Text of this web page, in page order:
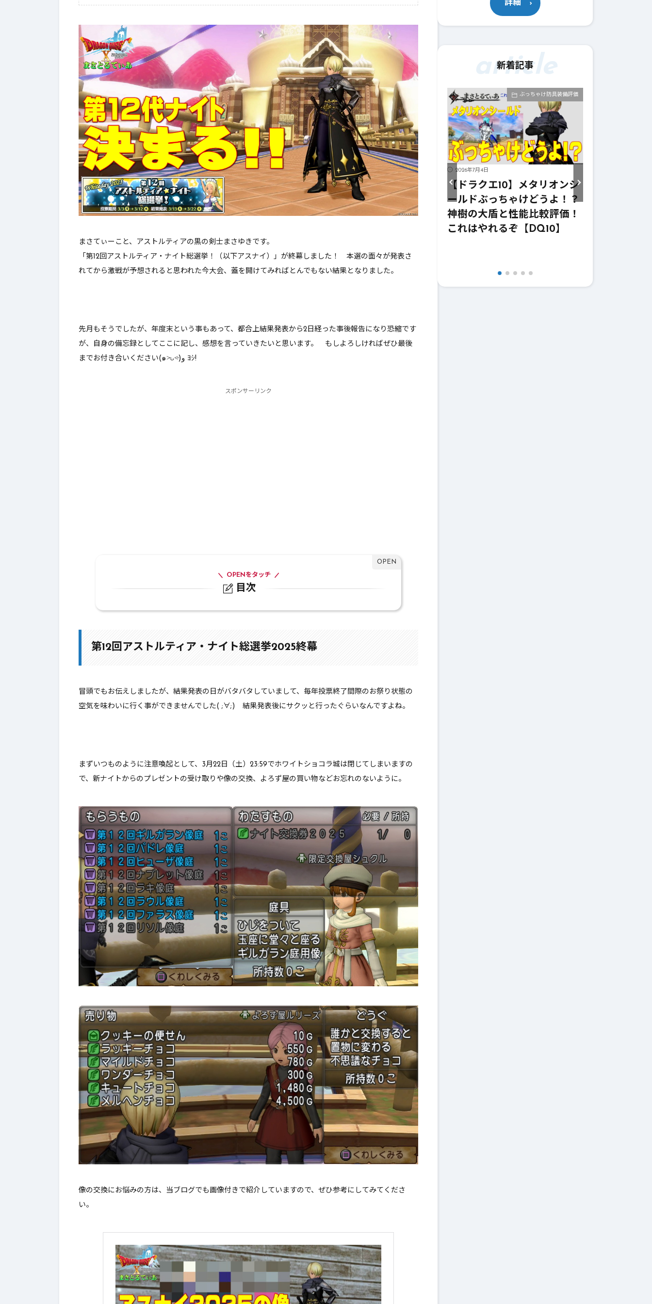
まさてぃーこと、アストルティアの黒の剣士まさゆきです。
「 第12回アストルティア・ナイト総選挙！（以下アスナイ）
」が終幕しました！ 本選の面々が発表さ
れてから激戦が予想されると思われた今大会、蓋を開けてみればとんでもない結果となりました。
先月もそうでしたが、年度末という事もあって、都合上結果発表から2日経った事後報告になり恐縮です
が、自身の備忘録としてここに記し、感想を言っていきたいと思います。 もしよろしければぜひ最後
までお付き合いください(๑˃̵ᴗ˂̵)و ﾖｼ!
スポンサーリンク
目次
OPENをタッチ
3. 第12代目アストルティア・ナイト
第12回アストルティア・ナイト総選挙2025終幕
冒頭でもお伝えしましたが、結果発表の日がバタバタしていまして、毎年投票終了間際のお祭り状態の
空気を味わいに行く事ができませんでした( ;∀;) 結果発表後にサクッと行ったぐらいなんですよね。
まずいつものように注意喚起として、 3月22日（土）23:59でホワイトショコラ城は閉じてしまいますの
で、新ナイトからのプレゼントの受け取りや像の交換、よろず屋の買い物などお忘れのないように。
像の交換にお悩みの方は、当ブログでも画像付きで紹介していますので、ぜひ参考にしてみてくださ
い。
詳細
新着記事
article
ぶっちゃけ武器評価
2026年7月4日
【ドラクエ10】レーザーエッ
ジぶっちゃけどうよ！？クリ
スターライトと比較評価！な
功率が…【DQ10】【ブーメラ
ン】
ぶっちゃけ防具装備評価
2026年7月4日
【ドラクエ10】メタリオンシ
ールドぶっちゃけどうよ！？
神樹の大盾と性能比較評価！
ぶっちゃけ防具装備評価
2026年7月4日
【ドラクエ10】メタリオンガ
ードぶっちゃけどうよ！？輝
紋章の盾と性能比較評価！こ
れはちょっと厳しい気が…